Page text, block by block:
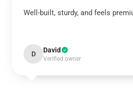
Well-built, sturdy, and feels
D David
Verified owner